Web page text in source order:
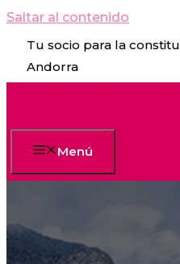
Saltar al contenido
Tu socio para la
Andorra
Menú